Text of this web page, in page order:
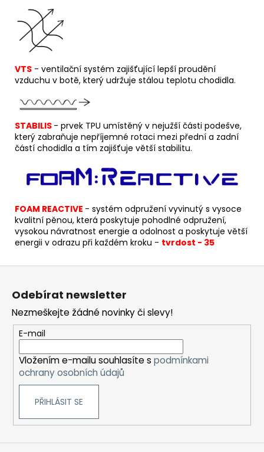
VTS - ventilační systém zajišťující lepší proudění
vzduchu v botě, který udržuje stálou teplotu chodidla.
STABILIS - prvek TPU umístěný v nejužší části podešve,
který zabraňuje nepříjemné rotaci mezi přední a zadní
částí chodidla a tím zajišťuje větší stabilitu.
FOAM REACTIVE - systém odpružení vyvinutý s vysoce
kvalitní pěnou, která poskytuje pohodlné odpružení,
vysokou návratnost energie a odolnost a poskytuje větší
energii v odrazu při každém kroku - tvrdost - 35
Z
Odebírat newsletter
Nezmeškejte žádné novinky či slevy!
E-mail
Vložením e-mailu souhlasíte s podmínkami
ochrany osobních údajů
PŘIHLÁSIT SE